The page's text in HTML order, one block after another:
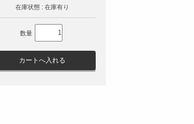
在庫状態 : 在庫有り
数量